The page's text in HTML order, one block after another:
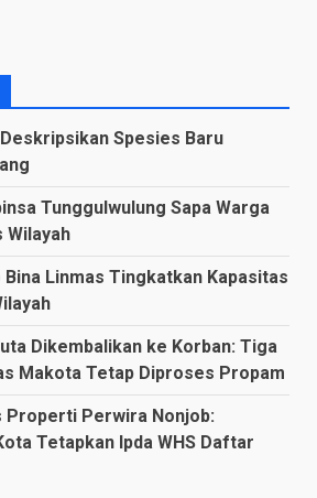
Spesies Baru
Tunggulwulung Sapa Warga
Wilayah
Bina Linmas Tingkatkan Kapasitas
Dikembalikan ke Korban: Tiga
Makota Tetap Diproses Propam
Properti Perwira Nonjob:
Tetapkan Ipda WHS Daftar